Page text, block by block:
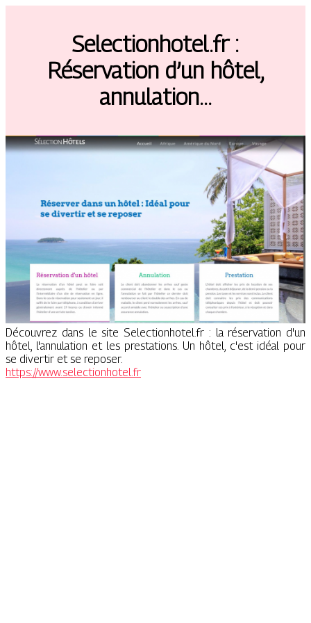
Selectionhotel.fr :
Réservation d’un hôtel,
annulation…
Découvrez dans le site Selectionhotel.fr : la réservation d'un
hôtel, l'annulation et les prestations. Un hôtel, c'est idéal pour
se divertir et se reposer.
https://www.selectionhotel.fr